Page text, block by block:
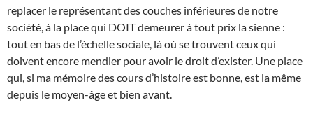
replacer le représentant des couches inférieures de notre
société, à la place qui DOIT demeurer à tout prix la sienne :
tout en bas de l’échelle sociale, là où se trouvent ceux qui
doivent encore mendier pour avoir le droit d’exister. Une place
qui, si ma mémoire des cours d’histoire est bonne, est la même
depuis le moyen-âge et bien avant.